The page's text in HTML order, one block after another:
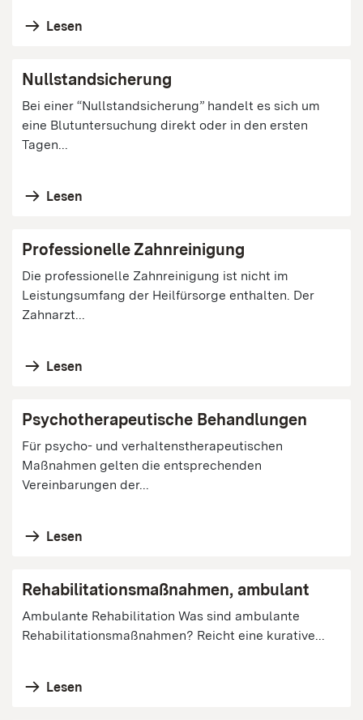
Lesen
Nullstandsicherung
Bei einer “Nullstandsicherung” handelt es sich um
eine Blutuntersuchung direkt oder in den ersten
Tagen...
Lesen
Professionelle Zahnreinigung
Die professionelle Zahnreinigung ist nicht im
Leistungsumfang der Heilfürsorge enthalten. Der
Zahnarzt...
Lesen
Psychotherapeutische Behandlungen
Für psycho- und verhaltenstherapeutischen
Maßnahmen gelten die entsprechenden
Vereinbarungen der...
Lesen
Rehabilitationsmaßnahmen, ambulant
Ambulante Rehabilitation Was sind ambulante
Rehabilitationsmaßnahmen? Reicht eine kurative...
Lesen